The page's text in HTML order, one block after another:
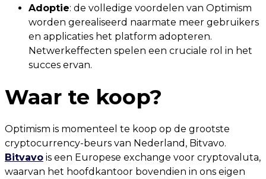
Adoptie: de volledige voordelen van Optimism
worden gerealiseerd naarmate meer gebruikers
en applicaties het platform adopteren.
Netwerkeffecten spelen een cruciale rol in het
succes ervan.
Waar te koop?
Optimism is momenteel te koop op de grootste
cryptocurrency-beurs van Nederland, Bitvavo.
Bitvavo is een Europese exchange voor cryptovaluta,
waarvan het hoofdkantoor bovendien in ons eigen